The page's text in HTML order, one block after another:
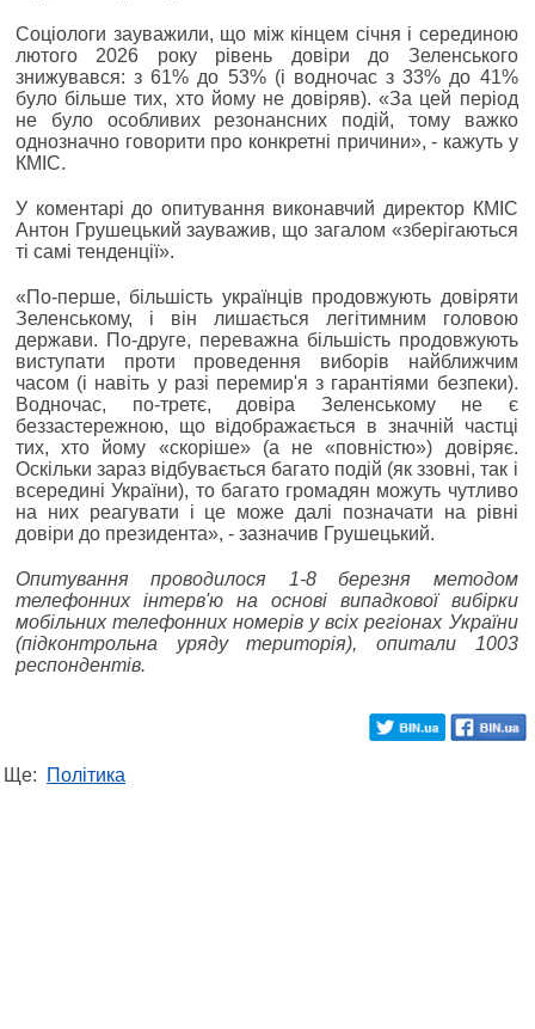
Соціологи зауважили, що між кінцем січня і серединою
лютого 2026 року рівень довіри до Зеленського
знижувався: з 61% до 53% (і водночас з 33% до 41%
було більше тих, хто йому не довіряв). «За цей період
не було особливих резонансних подій, тому важко
однозначно говорити про конкретні причини», - кажуть у
КМІС.
У коментарі до опитування виконавчий директор КМІС
Антон Грушецький зауважив, що загалом «зберігаються
ті самі тенденції».
«По-перше, більшість українців продовжують довіряти
Зеленському, і він лишається легітимним головою
держави. По-друге, переважна більшість продовжують
виступати проти проведення виборів найближчим
часом (і навіть у разі перемир'я з гарантіями безпеки).
Водночас, по-третє, довіра Зеленському не є
беззастережною, що відображається в значній частці
тих, хто йому «скоріше» (а не «повністю») довіряє.
Оскільки зараз відбувається багато подій (як ззовні, так і
всередині України), то багато громадян можуть чутливо
на них реагувати і це може далі позначати на рівні
довіри до президента», - зазначив Грушецький.
Опитування проводилося 1-8 березня методом
телефонних інтерв'ю на основі випадкової вибірки
мобільних телефонних номерів у всіх регіонах України
(підконтрольна уряду територія), опитали 1003
респондентів.
Ще: Політика